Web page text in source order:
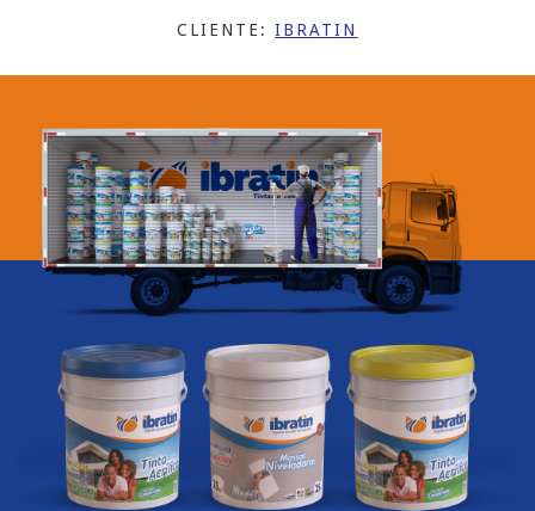
CLIENTE:IBRATIN